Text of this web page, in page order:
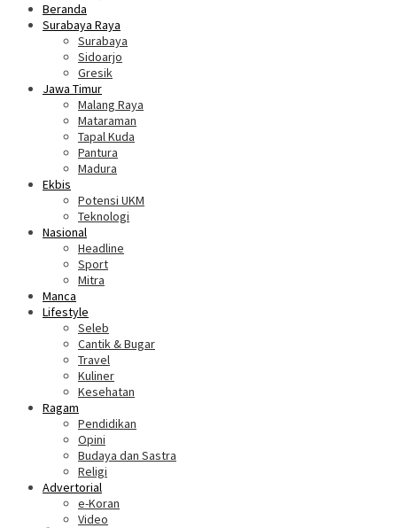
Beranda
Surabaya Raya
Surabaya
Sidoarjo
Gresik
Jawa Timur
Malang Raya
Mataraman
Tapal Kuda
Pantura
Madura
Ekbis
Potensi UKM
Teknologi
Nasional
Headline
Sport
Mitra
Manca
Lifestyle
Seleb
Cantik & Bugar
Travel
Kuliner
Kesehatan
Ragam
Pendidikan
Opini
Budaya dan Sastra
Religi
Advertorial
e-Koran
Video